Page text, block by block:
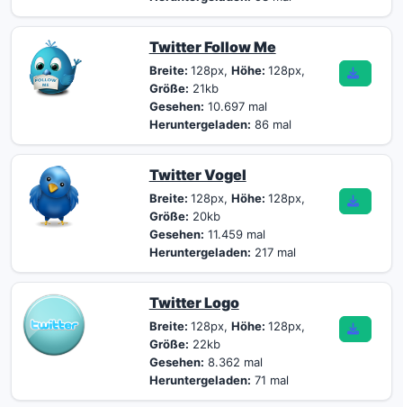
Twitter Follow Me
Breite: 128px, Höhe: 128px,
Größe: 21kb
Gesehen: 10.697 mal
Heruntergeladen: 86 mal
Twitter Vogel
Breite: 128px, Höhe: 128px,
Größe: 20kb
Gesehen: 11.459 mal
Heruntergeladen: 217 mal
Twitter Logo
Breite: 128px, Höhe: 128px,
Größe: 22kb
Gesehen: 8.362 mal
Heruntergeladen: 71 mal